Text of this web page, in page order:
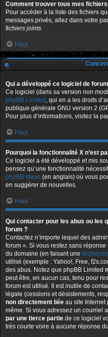
Comment trouver tous mes
Pour accéder à la liste des fichiers
messages privés, allez dans votre
fichiers joints.
Haut
Qui a développé ce logiciel de
Ce logiciel (dans sa version non
phpBB Limited , qui en a les droits
publique générale GNU version 2
Pour plus d’informations, visitez la
Haut
Pourquoi la fonctionnalité X n’est
Ce logiciel a été développé et mis
pensez qu’une fonctionnalité
phpBB Ideas (en anglais) où vous
en suggérer de nouvelles.
Haut
Qui contacter pour les abus ou les
forum ?
Contactez n’importe lequel des
forum ». Si vous restez sans
du domaine (en faisant une
utilisé (exemple : Yahoo!, Free,
des abus. Notez que phpBB Limited
peut être, en aucun cas, tenu pour
forum est utilisé. Il est inutile de
légale (cessions et désistements,
non directement liée au site Internet
même. Si vous adressez un courriel
par une tierce partie de ce logiciel
très courte voire à aucune réponse